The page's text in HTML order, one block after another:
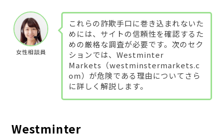
女性相談員
これらの詐欺手口に巻き込まれないた
めには、サイトの信頼性を確認するた
めの厳格な調査が必要です。次のセク
ションでは、Westminter
Markets（westminstermarkets.c
om）が危険である理由についてさら
に詳しく解説します。
Westminter